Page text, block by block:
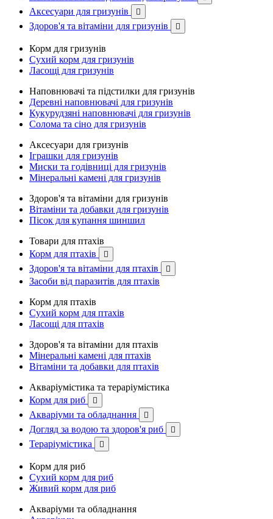
Аксесуари для гризунів 
Здоров'я та вітаміни для гризунів 
Корм для гризунів
Сухий корм для гризунів
Ласощі для гризунів
Наповнювачі та підстилки для гризунів
Деревні наповнювачі для гризунів
Кукурудзяні наповнювачі для гризунів
Солома та сіно для гризунів
Аксесуари для гризунів
Іграшки для гризунів
Миски та годівниці для гризунів
Мінеральні камені для гризунів
Здоров'я та вітаміни для гризунів
Вітаміни та добавки для гризунів
Пісок для купання шиншил
Товари для птахів
Корм для птахів

Здоров'я та вітаміни для птахів 
Засоби від паразитів для птахів
Корм для птахів
Сухий корм для птахів
Ласощі для птахів
Здоров'я та вітаміни для птахів
Мінеральні камені для птахів
Вітаміни та добавки для птахів
Акваріумістика та тераріумістика
Корм для риб

Акваріуми та обладнання 
Догляд за водою та здоров'я риб 
Тераріумістика 
Корм для риб
Сухий корм для риб
Живий корм для риб
Акваріуми та обладнання